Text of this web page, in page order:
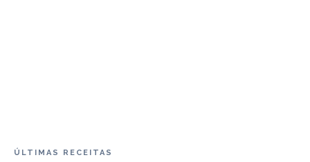
ÚLTIMAS RECEITAS